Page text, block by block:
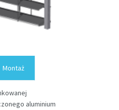
Montaż
aluminium